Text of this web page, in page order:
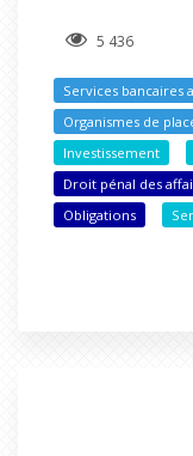
5 436
Services bancaires
Organismes de
Investissement
Droit pénal des
Obligations